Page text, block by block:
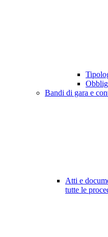
Bandi di gara e
Atti e
tutte le